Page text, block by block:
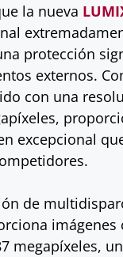
la nueva
protección
externos.
con una
excepcional
de
imágenes
megapíxeles,